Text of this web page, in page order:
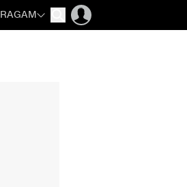
RAGAM